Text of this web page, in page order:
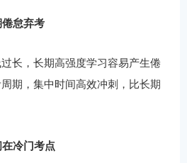
怠弃考
长，长期高强度学习容易产生倦
期，集中时间高效冲刺，比长期
冷门考点